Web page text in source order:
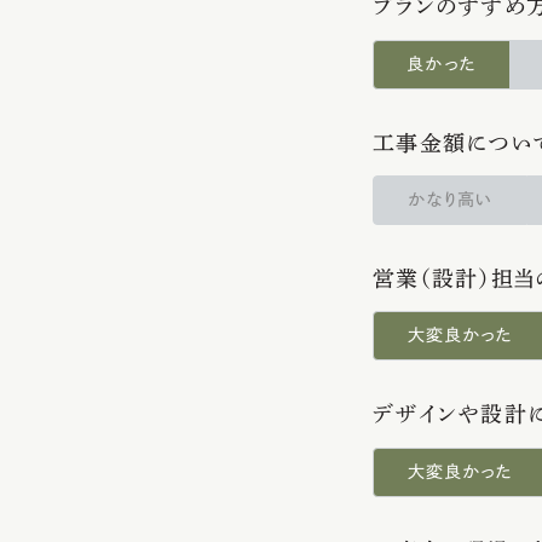
プランのすすめ
良かった
工事金額につい
かなり高い
営業（設計）担
大変良かった
デザインや設計
大変良かった